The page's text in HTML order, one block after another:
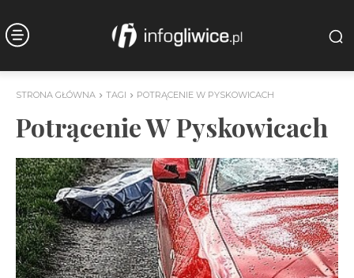
STRONA GŁÓWNA TAGI POTRĄCENIE W PYSKOWICACH
Potrącenie W Pyskowicach